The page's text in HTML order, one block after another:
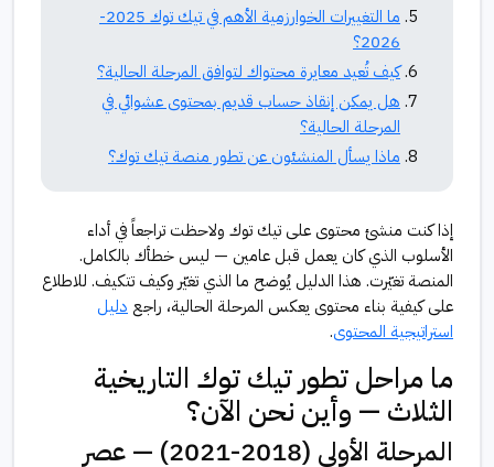
ما التغييرات الخوارزمية الأهم في تيك توك 2025-
2026؟
كيف تُعيد معايرة محتواك لتوافق المرحلة الحالية؟
هل يمكن إنقاذ حساب قديم بمحتوى عشوائي في
المرحلة الحالية؟
ماذا يسأل المنشئون عن تطور منصة تيك توك؟
إذا كنت منشئ محتوى على تيك توك ولاحظت تراجعاً في أداء
الأسلوب الذي كان يعمل قبل عامين — ليس خطأك بالكامل.
المنصة تغيّرت. هذا الدليل يُوضح ما الذي تغيّر وكيف تتكيف. للاطلاع
على كيفية بناء محتوى يعكس المرحلة الحالية، راجع دليل
استراتيجية المحتوى.
ما مراحل تطور تيك توك التاريخية
الثلاث — وأين نحن الآن؟
المرحلة الأولى (2018-2021) — عصر